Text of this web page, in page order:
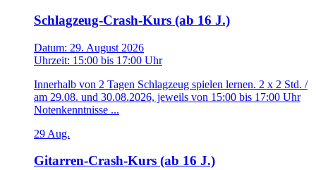
Schlagzeug-Crash-Kurs (ab 16 J.)
Datum: 29. August 2026
Uhrzeit: 15:00 bis 17:00 Uhr
Innerhalb von 2 Tagen Schlagzeug spielen lernen. 2 x 2 Std. /
am 29.08. und 30.08.2026, jeweils von 15:00 bis 17:00 Uhr
Notenkenntnisse ...
29 Aug.
Gitarren-Crash-Kurs (ab 16 J.)